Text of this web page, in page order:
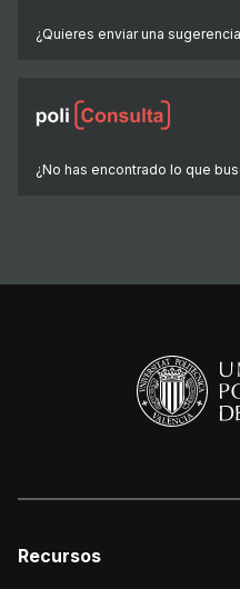
¿Quieres enviar una
¿No has encontrado lo que
Recursos